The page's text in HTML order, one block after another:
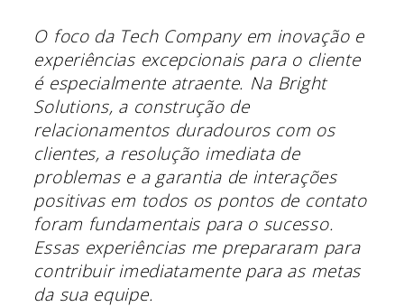
O foco da Tech Company em inovação e
experiências excepcionais para o cliente
é especialmente atraente. Na Bright
Solutions, a construção de
relacionamentos duradouros com os
clientes, a resolução imediata de
problemas e a garantia de interações
positivas em todos os pontos de contato
foram fundamentais para o sucesso.
Essas experiências me prepararam para
contribuir imediatamente para as metas
da sua equipe.